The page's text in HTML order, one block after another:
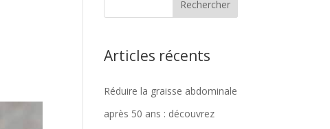
Articles récents
Réduire la graisse abdominale
après 50 ans : découvrez